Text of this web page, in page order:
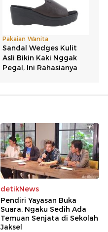
detikNews
Pendiri Yayasan Buka
Suara, Ngaku Sedih Ada
Temuan Senjata di Sekolah
Jaksel